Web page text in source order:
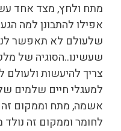
מתח ולחץ, מצד אחד
אפילו להתבונן למה
שלעולם לא תאפשר
שעשינו..הסוגיה של
צריך להיעשות ולעולם
למעגלי חיים שלמים
אשמה, מתח וממקום זה
לחומר וממקום זה